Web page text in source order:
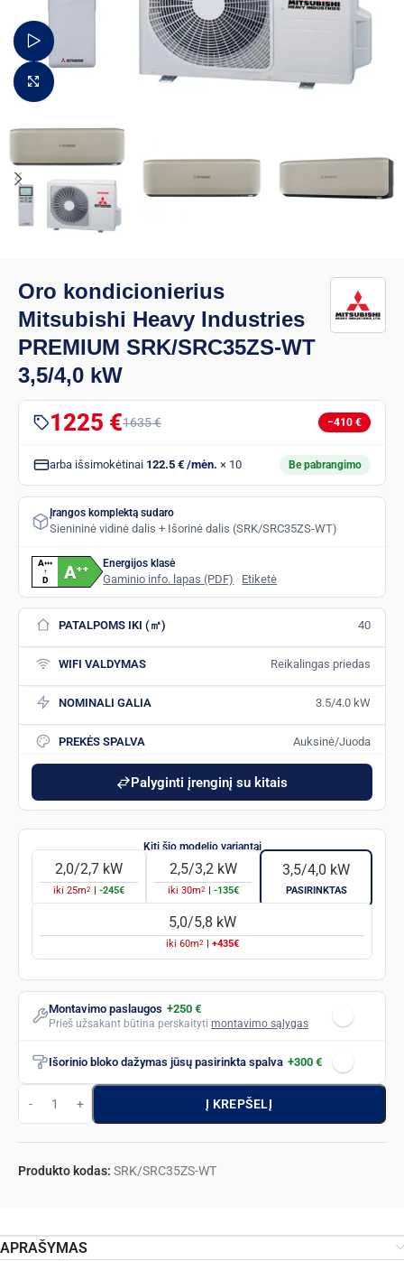
Žiūrėti video
Padidinti vaizdą
Oro kondicionierius
Mitsubishi Heavy Industries
PREMIUM SRK/SRC35ZS-WT
3,5/4,0 kW
1225 €1635 € −410 €
arba išsimokėtinai 122.5 € /mėn. × 10 Be pabrangimo
Įrangos komplektą sudaro
Sienininė vidinė dalis + Išorinė dalis (SRK/SRC35ZS-WT)
A+++
↑
D A++ Energijos klasė
Gaminio info. lapas (PDF) · Etiketė
PATALPOMS IKI (㎡) 40
WIFI VALDYMAS Reikalingas priedas
NOMINALI GALIA 3.5/4.0 kW
PREKĖS SPALVA Auksinė/Juoda
Palyginti įrenginį su kitais
2,0/2,7 kW
iki 25m2 -245€
2,5/3,2 kW
iki 30m2 -135€
3,5/4,0 kW
PASIRINKTAS
5,0/5,8 kW
iki 60m2 +435€
Montavimo paslaugos +250 €
Prieš užsakant būtina perskaityti montavimo sąlygas
Išorinio bloko dažymas jūsų pasirinkta spalva +300 €
Į KREPŠELĮ
Produkto kodas: SRK/SRC35ZS-WT
APRAŠYMAS